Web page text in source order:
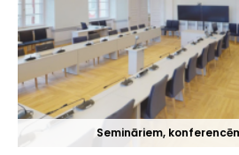
Semināriem,